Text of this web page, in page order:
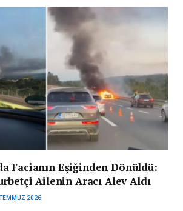
Facianın Eşiğinden Dönüldü:
Ailenin Aracı Alev Aldı
2026